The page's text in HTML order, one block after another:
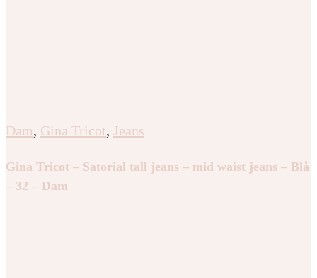
Dam, Gina Tricot, Jeans
Gina Tricot – Satorial tall jeans – mid waist jeans – Blå
– 32 – Dam